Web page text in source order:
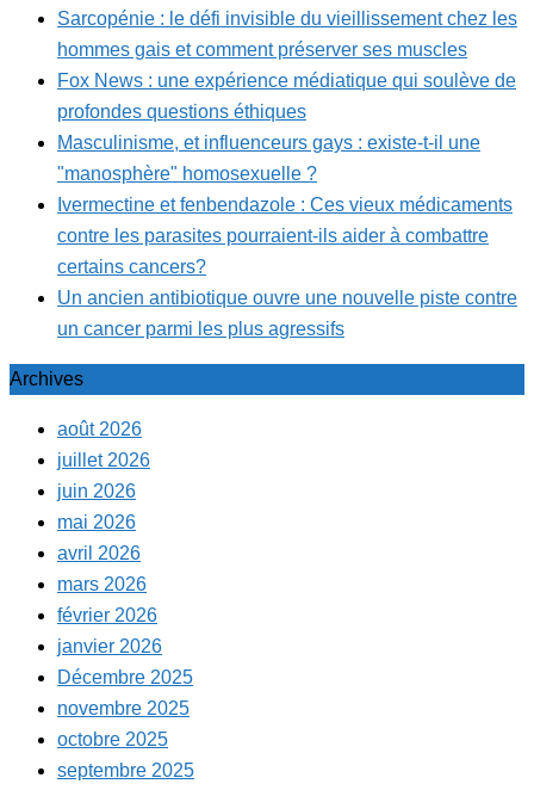
Sarcopénie : le défi invisible du vieillissement chez les
hommes gais et comment préserver ses muscles
Fox News : une expérience médiatique qui soulève de
profondes questions éthiques
Masculinisme, et influenceurs gays : existe-t-il une
"manosphère" homosexuelle ?
Ivermectine et fenbendazole : Ces vieux médicaments
contre les parasites pourraient-ils aider à combattre
certains cancers?
Un ancien antibiotique ouvre une nouvelle piste contre
un cancer parmi les plus agressifs
Archives
août 2026
juillet 2026
juin 2026
mai 2026
avril 2026
mars 2026
février 2026
janvier 2026
Décembre 2025
novembre 2025
octobre 2025
septembre 2025